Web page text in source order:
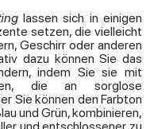
lassen sich in einigen
setzen, die vielleicht
Geschirr oder anderen
dazu können Sie das
indem Sie sie mit
die an sorglose
Sie können den Farbton
und Grün, kombinieren,